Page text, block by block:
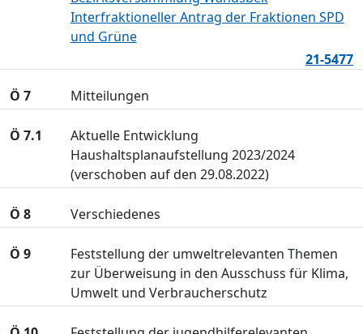
Interfraktioneller Antrag der Fraktionen SPD
und Grüne
21-5477
Ö 7 Mitteilungen
Ö 7.1
Aktuelle Entwicklung
Haushaltsplanaufstellung 2023/2024
(verschoben auf den 29.08.2022)
Ö 8 Verschiedenes
Ö 9
Feststellung der umweltrelevanten Themen
zur Überweisung in den Ausschuss für Klima,
Umwelt und Verbraucherschutz